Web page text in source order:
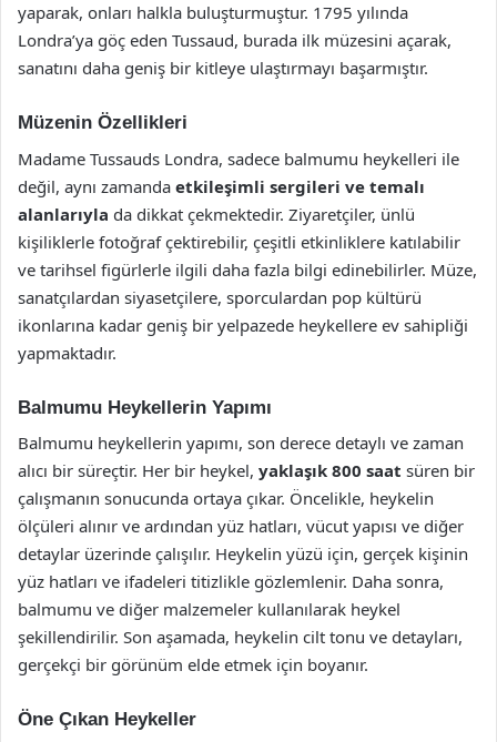
yaparak, onları halkla buluşturmuştur. 1795 yılında
Londra’ya göç eden Tussaud, burada ilk müzesini açarak,
sanatını daha geniş bir kitleye ulaştırmayı başarmıştır.
Müzenin Özellikleri
Madame Tussauds Londra, sadece balmumu heykelleri ile
değil, aynı zamanda etkileşimli sergileri ve temalı
alanlarıyla da dikkat çekmektedir. Ziyaretçiler, ünlü
kişiliklerle fotoğraf çektirebilir, çeşitli etkinliklere katılabilir
ve tarihsel figürlerle ilgili daha fazla bilgi edinebilirler. Müze,
sanatçılardan siyasetçilere, sporculardan pop kültürü
ikonlarına kadar geniş bir yelpazede heykellere ev sahipliği
yapmaktadır.
Balmumu Heykellerin Yapımı
Balmumu heykellerin yapımı, son derece detaylı ve zaman
alıcı bir süreçtir. Her bir heykel, yaklaşık 800 saat süren bir
çalışmanın sonucunda ortaya çıkar. Öncelikle, heykelin
ölçüleri alınır ve ardından yüz hatları, vücut yapısı ve diğer
detaylar üzerinde çalışılır. Heykelin yüzü için, gerçek kişinin
yüz hatları ve ifadeleri titizlikle gözlemlenir. Daha sonra,
balmumu ve diğer malzemeler kullanılarak heykel
şekillendirilir. Son aşamada, heykelin cilt tonu ve detayları,
gerçekçi bir görünüm elde etmek için boyanır.
Öne Çıkan Heykeller